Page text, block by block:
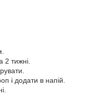
2 тижні.
і додати в напій.